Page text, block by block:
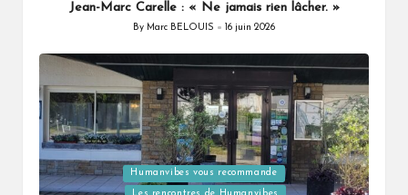
Jean-Marc Carelle : « Ne jamais rien lâcher. »
Posted
By Marc BELOUIS 16 juin 2026
Posted
in
Humanvibes vous recommande